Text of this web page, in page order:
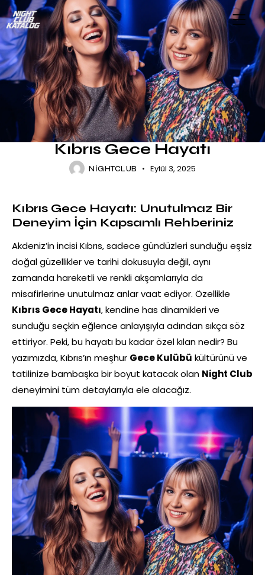
KIBRIS BAYAN KATALOG
KIBRIS GECE HAYATI KIBRIS NIGHT CLUB
NIGHT CLUB KATALOG
Kıbrıs Gece Hayatı
NIGHTCLUB Eylül 3, 2025
Kıbrıs Gece Hayatı: Unutulmaz Bir
Deneyim İçin Kapsamlı Rehberiniz
Akdeniz’in incisi Kıbrıs, sadece gündüzleri sunduğu eşsiz
doğal güzellikler ve tarihi dokusuyla değil, aynı
zamanda hareketli ve renkli akşamlarıyla da
misafirlerine unutulmaz anlar vaat ediyor. Özellikle
Kıbrıs Gece Hayatı, kendine has dinamikleri ve
sunduğu seçkin eğlence anlayışıyla adından sıkça söz
ettiriyor. Peki, bu hayatı bu kadar özel kılan nedir? Bu
yazımızda, Kıbrıs’ın meşhur Gece Kulübü kültürünü ve
tatilinize bambaşka bir boyut katacak olan Night Club
deneyimini tüm detaylarıyla ele alacağız.